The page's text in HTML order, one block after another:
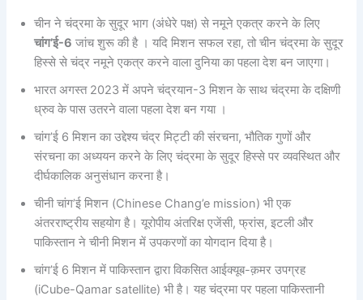
चीन ने चंद्रमा के सुदूर भाग (अंधेरे पक्ष) से ​​नमूने एकत्र करने के लिए
चांग’ई-6 जांच शुरू की है । यदि मिशन सफल रहा, तो चीन चंद्रमा के सुदूर
हिस्से से चंद्र नमूने एकत्र करने वाला दुनिया का पहला देश बन जाएगा।
भारत अगस्त 2023 में अपने चंद्रयान-3 मिशन के साथ चंद्रमा के दक्षिणी
ध्रुव के पास उतरने वाला पहला देश बन गया ।
चांग’ई 6 मिशन का उद्देश्य चंद्र मिट्टी की संरचना, भौतिक गुणों और
संरचना का अध्ययन करने के लिए चंद्रमा के सुदूर हिस्से पर व्यवस्थित और
दीर्घकालिक अनुसंधान करना है।
चीनी चांग’ई मिशन (Chinese Chang’e mission) भी एक
अंतरराष्ट्रीय सहयोग है। यूरोपीय अंतरिक्ष एजेंसी, फ्रांस, इटली और
पाकिस्तान ने चीनी मिशन में उपकरणों का योगदान दिया है।
चांग’ई 6 मिशन में पाकिस्तान द्वारा विकसित आईक्यूब-क़मर उपग्रह
(iCube-Qamar satellite) भी है। यह चंद्रमा पर पहला पाकिस्तानी